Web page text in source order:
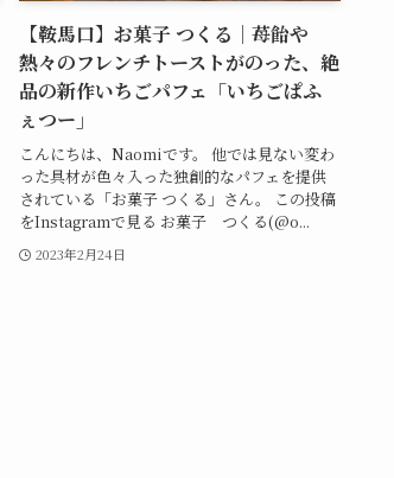
【鞍馬口】お菓子 つくる｜苺飴や
熱々のフレンチトーストがのった、絶
品の新作いちごパフェ「いちごぱふ
ぇつー」
こんにちは、Naomiです。 他では見ない変わ
った具材が色々入った独創的なパフェを提供
されている「お菓子 つくる」さん。 この投稿
をInstagramで見る お菓子 つくる(@o...
2023年2月24日